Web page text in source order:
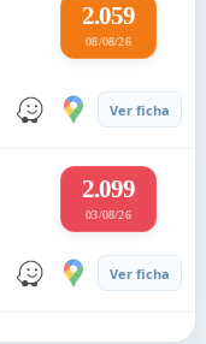
2.059
08/08/26
Ver ficha
2.099
03/08/26
Ver ficha